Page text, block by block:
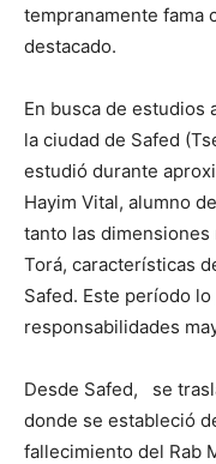
tempranamente fama
destacado.
En busca de estudios
la ciudad de Safed
estudió durante
Hayim Vital, alumno
tanto las
Torá, características
Safed. Este período
responsabilidades
Desde Safed, se
donde se estableció
fallecimiento del Rab